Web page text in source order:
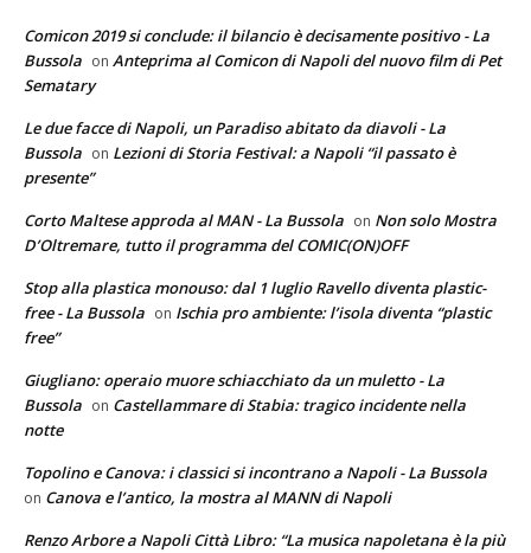
Comicon 2019 si conclude: il bilancio è decisamente positivo - La
Bussola on Anteprima al Comicon di Napoli del nuovo film di Pet
Sematary
Le due facce di Napoli, un Paradiso abitato da diavoli - La
Bussola on Lezioni di Storia Festival: a Napoli “il passato è
presente”
Corto Maltese approda al MAN - La Bussola on Non solo Mostra
D’Oltremare, tutto il programma del COMIC(ON)OFF
Stop alla plastica monouso: dal 1 luglio Ravello diventa plastic-
free - La Bussola on Ischia pro ambiente: l’isola diventa “plastic
free”
Giugliano: operaio muore schiacchiato da un muletto - La
Bussola on Castellammare di Stabia: tragico incidente nella
notte
Topolino e Canova: i classici si incontrano a Napoli - La Bussola
on Canova e l’antico, la mostra al MANN di Napoli
Renzo Arbore a Napoli Città Libro: “La musica napoletana è la più